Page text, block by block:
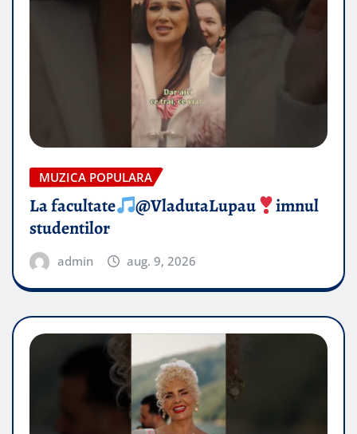
MUZICA POPULARA
La facultate @VladutaLupau
imnul
studentilor
admin aug. 9, 2026